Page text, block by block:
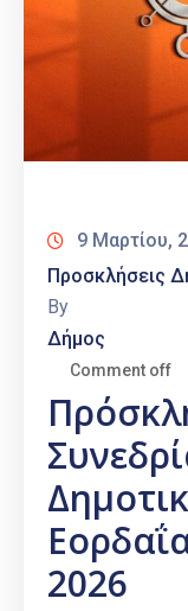
9 Μαρτίου,
Προσκλήσεις
By
Δήμος
Comment off
2026